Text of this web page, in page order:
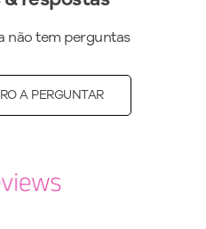
não tem perguntas
A PERGUNTAR